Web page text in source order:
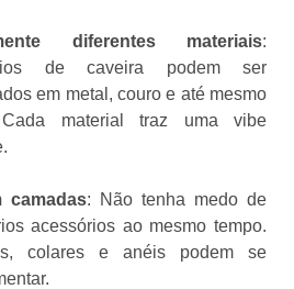
diferentes materiais:
de caveira podem ser
em metal, couro e até mesmo
material traz uma vibe
camadas: Não tenha medo de
acessórios ao mesmo tempo.
colares e anéis podem se